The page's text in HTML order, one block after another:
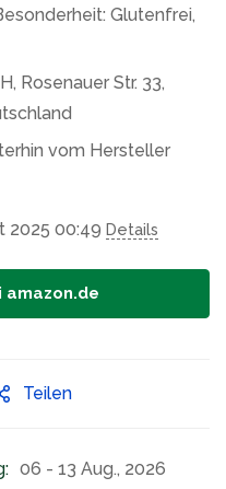
Glutenfrei,
Rosenauer Str. 33,
vom Hersteller
2025 00:49 Details
Teilen
06 - 13 Aug., 2026